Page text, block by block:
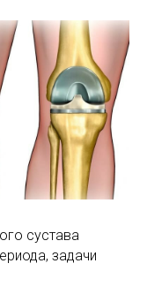
сустава
задачи